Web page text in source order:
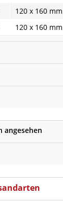
120 x 160 mm
120 x 160 mm
angesehen